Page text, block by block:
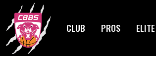
content
CLUB PROS ELITE